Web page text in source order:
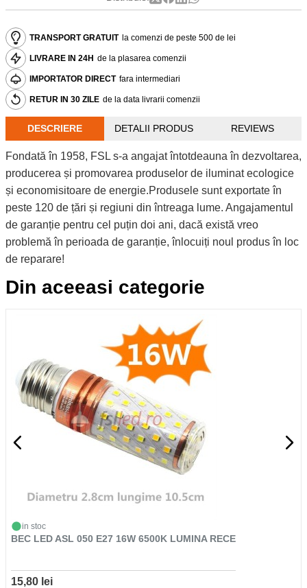
TRANSPORT GRATUIT la comenzi de peste 500 de lei
LIVRARE IN 24H de la plasarea comenzii
IMPORTATOR DIRECT fara intermediari
RETUR IN 30 ZILE de la data livrarii comenzii
DESCRIERE DETALII PRODUS REVIEWS
Fondată în 1958, FSL s-a angajat întotdeauna în dezvoltarea,
producerea și promovarea produselor de iluminat ecologice
și economisitoare de energie.Produsele sunt exportate în
peste 120 de țări și regiuni din întreaga lume. Angajamentul
de garanție pentru cel puțin doi ani, dacă există vreo
problemă în perioada de garanție, înlocuiți noul produs în loc
de reparare!
Din aceeasi categorie
in stoc
BEC LED ASL 050 E27 16W 6500K LUMINA RECE
15,80 lei